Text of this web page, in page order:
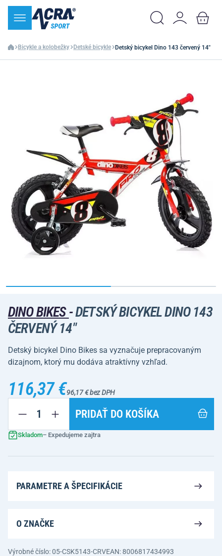
Bicykle a kolobežky Detské bicykle Detský bicykel Dino 143 červený 14"
DINO BIKES-DETSKÝ BICYKEL DINO 143
ČERVENÝ 14"
Detský bicykel Dino Bikes sa vyznačuje prepracovaným
dizajnom, ktorý mu dodáva atraktívny vzhľad.
116,37 €96,17 € bez DPH
PRIDAŤ DO KOŠÍKA
Skladom– Expedujeme zajtra
PARAMETRE A ŠPECIFIKÁCIE
O ZNAČKE
Výrobné číslo: 05-CSK5143-CRVEAN: 8006817434993